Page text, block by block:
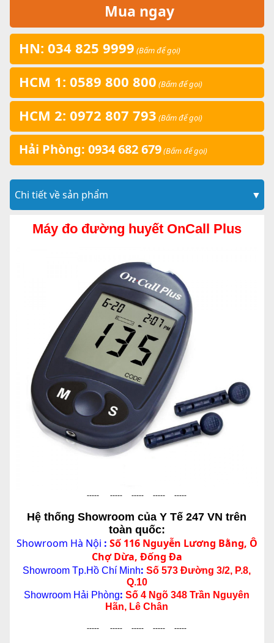
Mua ngay
HN: 034 825 9999 (Bấm để gọi)
HCM 1: 0589 800 800 (Bấm để gọi)
HCM 2: 0972 807 793 (Bấm để gọi)
Hải Phòng: 0934 682 679(Bấm để gọi)
Chi tiết về sản phẩm ▼
Máy đo đường huyết OnCall Plus
----- ----- ----- ----- -----
Hệ thống Showroom của Y Tế 247 VN trên
toàn quốc:
Showroom Hà Nội : Số 116 Nguyễn Lương Bằng, Ô
Chợ Dừa, Đống Đa
Showroom Tp.Hồ Chí Minh: Số 573 Đường 3/2, P.8,
Q.10
Showroom Hải Phòng: Số 4 Ngõ 348 Trần Nguyên
Hãn, Lê Chân
----- ----- ----- ----- -----